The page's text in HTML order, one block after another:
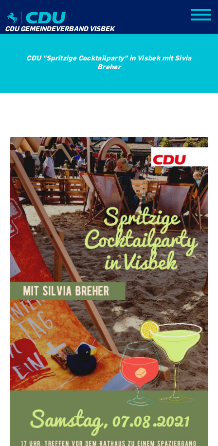
CDU GEMEINDEVERBAND VISBEK
CDU "Spritzige Cocktailparty" in Visbek mit Sivia
Breher